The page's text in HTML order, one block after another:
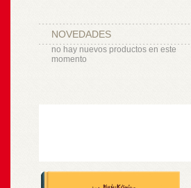
NOVEDADES
no hay nuevos productos en este
momento